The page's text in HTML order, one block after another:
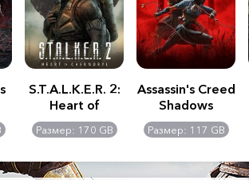
S.T.A.L.K.E.R. 2:
Heart of
Chernobyl -
Ultimate Edition
Размер: 170 GB
Assassin's Creed
Shadows
Размер: 117 GB